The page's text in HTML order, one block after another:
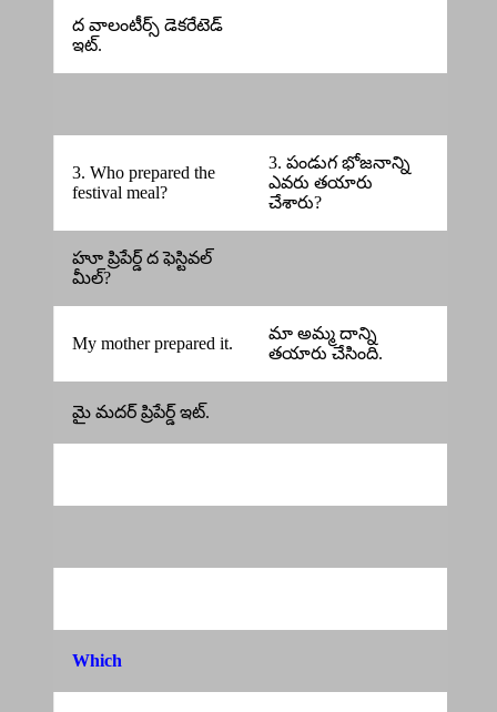
ద వాలంటీర్స్ డెకరేటెడ్
ఇట్.
3. Who prepared the
festival meal?
3. పండుగ భోజనాన్ని
ఎవరు తయారు
చేశారు?
హూ ప్రిపేర్డ్ ద ఫెస్టివల్
మీల్?
My mother prepared it.
మా అమ్మ దాన్ని
తయారు చేసింది.
మై మదర్ ప్రిపేర్డ్ ఇట్.
Which